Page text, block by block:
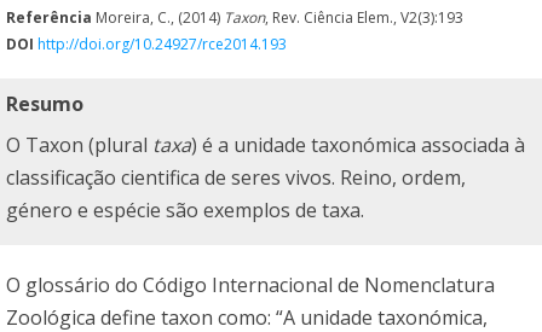
Referência Moreira, C., (2014) Taxon, Rev. Ciência Elem., V2(3):193
DOI http://doi.org/10.24927/rce2014.193
Resumo
O Taxon (plural taxa) é a unidade taxonómica associada à
classificação cientifica de seres vivos. Reino, ordem,
género e espécie são exemplos de taxa.
O glossário do Código Internacional de Nomenclatura
Zoológica define taxon como: “A unidade taxonómica,